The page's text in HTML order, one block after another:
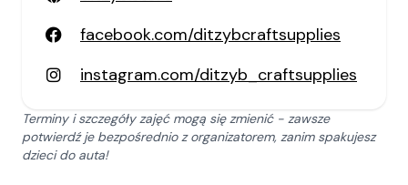
facebook.com/ditzybcraftsupplies
instagram.com/ditzyb_craftsupplies
Terminy i szczegóły zajęć mogą się zmienić - zawsze
potwierdź je bezpośrednio z organizatorem, zanim spakujesz
dzieci do auta!